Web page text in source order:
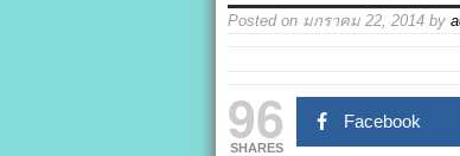
Posted on มกราคม 22, 2014 by
96
SHARES
Facebook